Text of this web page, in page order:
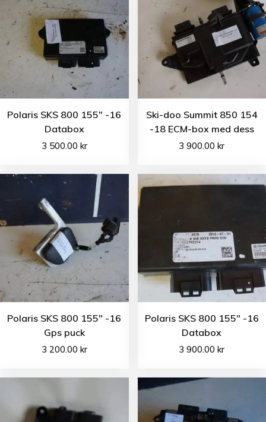
Polaris SKS 800 155″ -16
Databox
3 500.00 kr
Ski-doo Summit 850 154
-18 ECM-box med dess
3 900.00kr
Polaris SKS 800 155″ -16
Gps puck
3 200.00 kr
Polaris SKS 800 155″ -16
Databox
3 900.00kr